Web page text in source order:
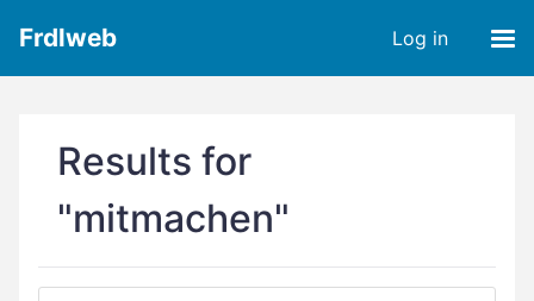
Frdlweb Log in
Results for
"mitmachen"